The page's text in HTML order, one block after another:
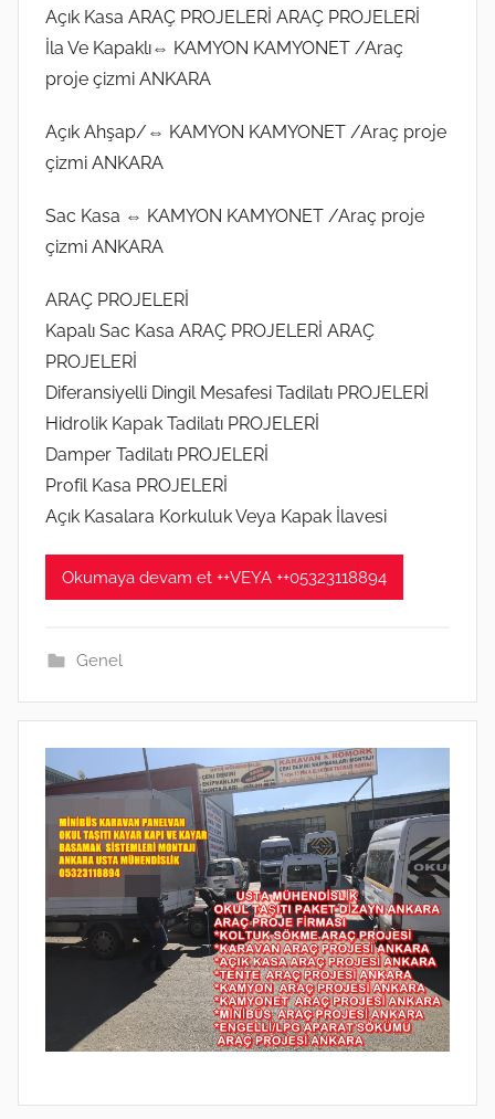
Açık Kasa ARAÇ PROJELERİ ARAÇ PROJELERİ
İla Ve Kapaklı⇔ KAMYON KAMYONET /Araç
proje çizmi ANKARA
Açık Ahşap/⇔ KAMYON KAMYONET /Araç proje
çizmi ANKARA
Sac Kasa ⇔ KAMYON KAMYONET /Araç proje
çizmi ANKARA
ARAÇ PROJELERİ
Kapalı Sac Kasa ARAÇ PROJELERİ ARAÇ
PROJELERİ
Diferansiyelli Dingil Mesafesi Tadilatı PROJELERİ
Hidrolik Kapak Tadilatı PROJELERİ
Damper Tadilatı PROJELERİ
Profil Kasa PROJELERİ
Açık Kasalara Korkuluk Veya Kapak İlavesi
Okumaya devam et ++VEYA ++05323118894
Genel